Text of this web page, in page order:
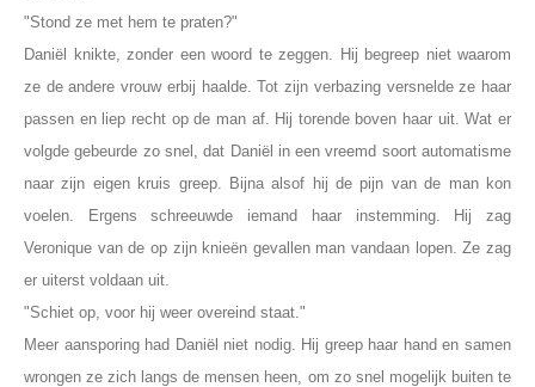
"Stond ze met hem te praten?"
Daniël knikte, zonder een woord te zeggen. Hij begreep niet waarom
ze de andere vrouw erbij haalde. Tot zijn verbazing versnelde ze haar
passen en liep recht op de man af. Hij torende boven haar uit. Wat er
volgde gebeurde zo snel, dat Daniël in een vreemd soort automatisme
naar zijn eigen kruis greep. Bijna alsof hij de pijn van de man kon
voelen. Ergens schreeuwde iemand haar instemming. Hij zag
Veronique van de op zijn knieën gevallen man vandaan lopen. Ze zag
er uiterst voldaan uit.
"Schiet op, voor hij weer overeind staat."
Meer aansporing had Daniël niet nodig. Hij greep haar hand en samen
wrongen ze zich langs de mensen heen, om zo snel mogelijk buiten te